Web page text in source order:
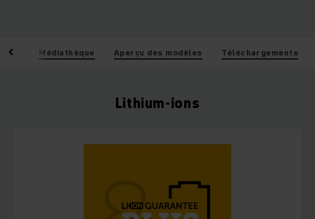
Médiathèque Aperçu des modèles Téléchargements
Lithium-ions